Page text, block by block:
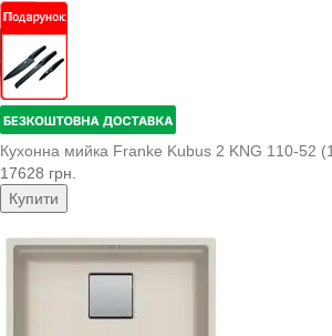
Кухонна мийка Franke Kubus 2 KNG 110-52
17628 грн.
Купити